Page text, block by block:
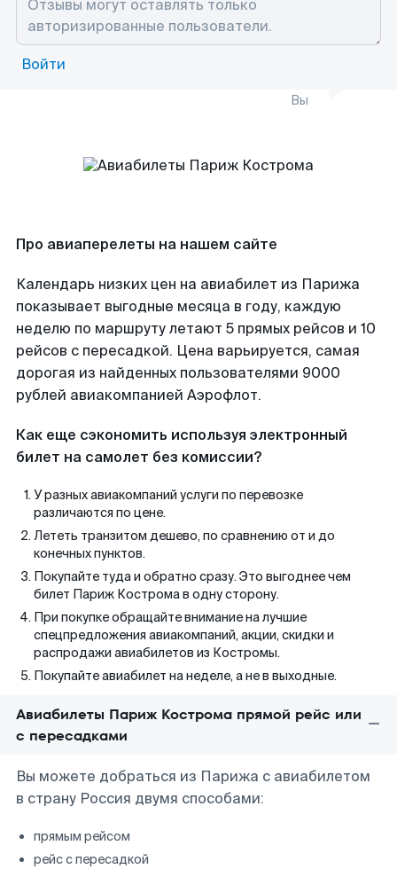
Войти
Вы
Про авиаперелеты на нашем сайте
Календарь низких цен на авиабилет из Парижа
показывает выгодные месяца в году, каждую
неделю по маршруту летают 5 прямых рейсов и 10
рейсов с пересадкой. Цена варьируется, самая
дорогая из найденных пользователями 9000
рублей авиакомпанией Аэрофлот.
Как еще сэкономить используя электронный
билет на самолет без комиссии?
У разных авиакомпаний услуги по перевозке
различаются по цене.
Лететь транзитом дешево, по сравнению от и до
конечных пунктов.
Покупайте туда и обратно сразу. Это выгоднее чем
билет Париж Кострома в одну сторону.
При покупке обращайте внимание на лучшие
спецпредложения авиакомпаний, акции, скидки и
распродажи авиабилетов из Костромы.
Покупайте авиабилет на неделе, а не в выходные.
Авиабилеты Париж Кострома прямой рейс или
с пересадками
Вы можете добраться из Парижа с авиабилетом
в страну Россия двумя способами:
прямым рейсом
рейс с пересадкой